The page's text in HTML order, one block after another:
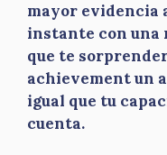
mayor evidencia
instante con una
que te
achievement un
igual que tu
cuenta.